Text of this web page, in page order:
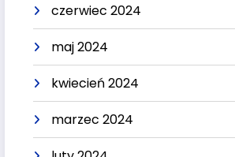
czerwiec 2024
maj 2024
kwiecień 2024
marzec 2024